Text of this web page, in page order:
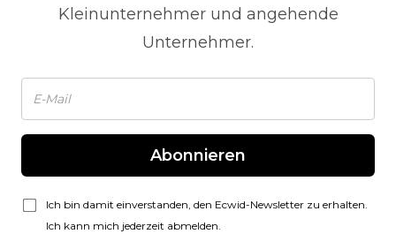
Kleinunternehmer und angehende
Unternehmer.
Abonnieren
Ich bin damit einverstanden, den Ecwid-Newsletter zu erhalten.
Ich kann mich jederzeit abmelden.